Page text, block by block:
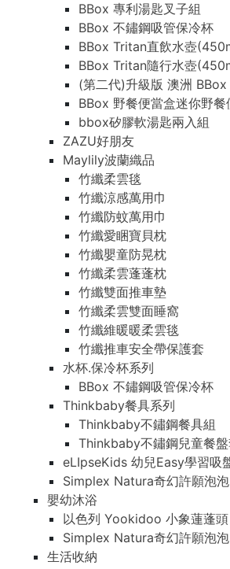
BBox 專利湯匙叉子組
BBox 不鏽鋼吸管保冷杯
BBox Tritan直飲水壺
BBox Tritan隨行水壺
(第二代)升級版 澳洲
BBox 野餐便當盒迷你野餐
bbox矽膠軟湯匙兩入組
ZAZU好朋友
Maylily波蘭織品
竹纖柔雲毯
竹纖涼感萬用巾
竹纖防蚊萬用巾
竹纖愛睏寶貝枕
竹纖嬰童防晃枕
竹纖柔雲蓬蓬枕
竹纖雙面推車墊
竹纖柔雲雙面睡窩
竹纖維暖暖柔雲毯
竹纖推車安全帶保護套
水杯.保冷杯系列
BBox 不鏽鋼吸管保冷杯
Thinkbaby餐具系列
Thinkbaby不鏽鋼餐具組
Thinkbaby不鏽鋼兒童餐盤
eLIpseKids 幼兒Easy學習吸
Simplex Natura奇幻許願泡泡
嬰幼沐浴
以色列 Yookidoo 小象蓮蓬頭
Simplex Natura奇幻許願泡泡
生活收納